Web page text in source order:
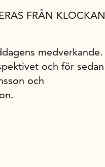
FRÅN KLOCKAN
medverkande.
och för sedan
och